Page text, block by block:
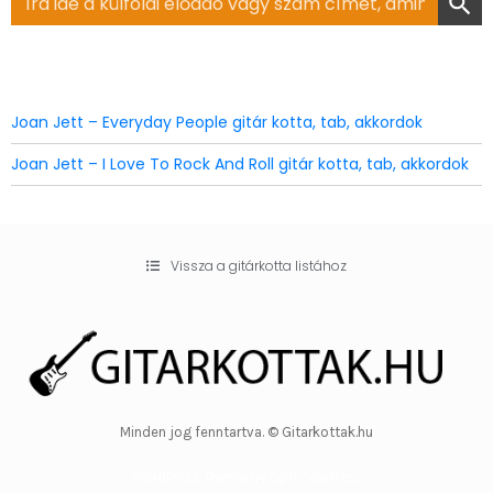
for:
Joan Jett – Everyday People gitár kotta, tab, akkordok
Joan Jett – I Love To Rock And Roll gitár kotta, tab, akkordok
Vissza a gitárkotta listához
Minden jog fenntartva. © Gitarkottak.hu